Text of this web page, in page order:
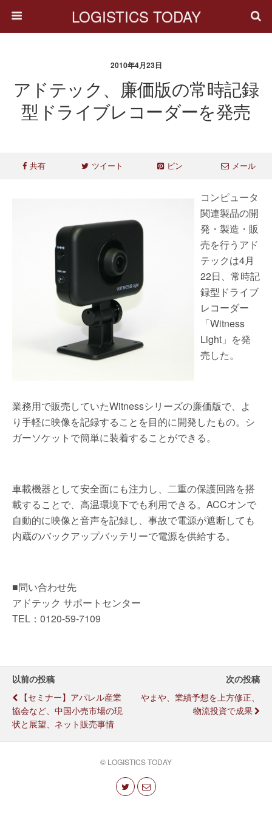
LOGISTICS TODAY
2010年4月23日
アドテック、廉価版の常時記録
型ドライブレコーダーを発売
共有 ツイート ピン メール
コンピュータ
関連製品の開
発・製造・販
売を行うアド
テックは4月
22日、常時記
録型ドライブ
レコーダー
「Witness
Light」を発
売した。
業務用で販売していたWitnessシリーズの廉価版で、よ
り手軽に映像を記録することを目的に開発したもの。シ
ガーソケットで簡単に装着することができる。
車載機器として安全面にも注力し、二重の保護回路を搭
載することで、高温環境下でも利用できる。ACCオンで
自動的に映像と音声を記録し、事故で電源が遮断しても
内蔵のバックアップバッテリーで電源を供給する。
■問い合わせ先
アドテック サポートセンター
TEL：0120-59-7109
以前の投稿
【セミナー】アパレル産業
協会など、中国小売市場の現
状と展望、ネット販売事情
次の投稿
やまや、業績予想を上方修正、
物流投資で成果
© LOGISTICS TODAY